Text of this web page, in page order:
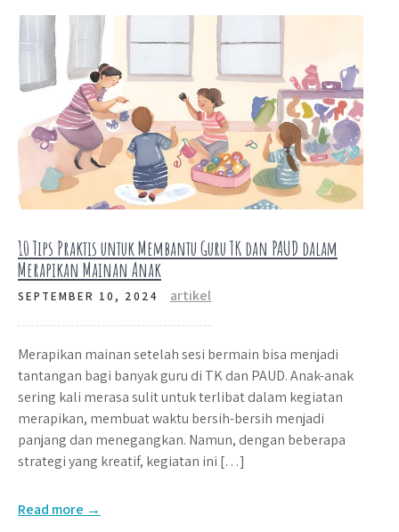
10 Tips Praktis untuk Membantu Guru TK dan PAUD dalam
Merapikan Mainan Anak
SEPTEMBER 10, 2024 artikel
Merapikan mainan setelah sesi bermain bisa menjadi
tantangan bagi banyak guru di TK dan PAUD. Anak-anak
sering kali merasa sulit untuk terlibat dalam kegiatan
merapikan, membuat waktu bersih-bersih menjadi
panjang dan menegangkan. Namun, dengan beberapa
strategi yang kreatif, kegiatan ini […]
Read more →